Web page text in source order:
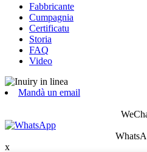
Fabbricante
Cumpagnia
Certificatu
Storia
FAQ
Video
Mandà un email
x